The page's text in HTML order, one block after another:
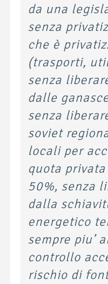
da una
senza
che è
(trasporti,
senza
dalle
senza
soviet
locali per
quota
50%, senza
dalla
energetico
sempre piu’
controllo
rischio di